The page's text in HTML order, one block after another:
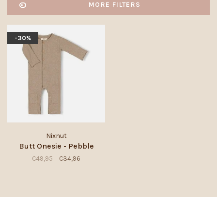
MORE FILTERS
-30%
Nixnut
Butt Onesie - Pebble
€49,95 €34,96